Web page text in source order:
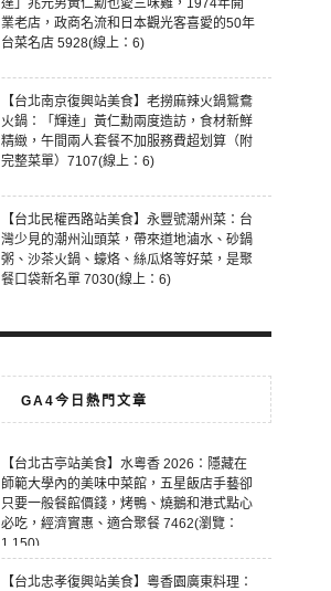
達」兆元男黃仁勳也愛三味雞，1974年開
業老店，政商名流和日本觀光客喜愛的50年
台菜名店 5928(線上：6)
【台北南京復興站美食】老撈麻辣火鍋鴛鴦
火鍋：「輝達」黃仁勳兩度造訪，食材新鮮
精緻，午間兩人套餐不加服務費超划算（附
完整菜單）7107(線上：6)
【台北民權西路站美食】永豐號潮州菜：台
灣少見的潮州汕頭菜，帶來道地滷水、砂鍋
粥、沙茶火鍋、蠔烙、絲瓜烙等好菜，是聚
餐口袋新名單 7030(線上：6)
GA4今日熱門文章
【台北古亭站美食】水粵香 2026：隱藏在
師範大學內的美味中菜館，五星飯店手藝卻
只要一般餐館價錢，烤鴨、燒鵝和港式點心
必吃，經濟實惠、適合聚餐 7462(瀏覽：
1,150)
【台北忠孝復興站美食】粵香園廣東料理：